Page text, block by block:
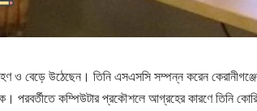
ও বেড়ে উঠেছেন। তিনি এসএসসি সম্পন্ন করেন
পরবর্তীতে কম্পিউটার প্রকৌশলে আগ্রহের কারণে তিনি